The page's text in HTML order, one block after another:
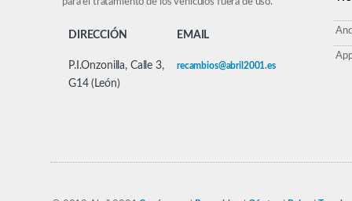
para el tratamiento de los vehículos fuera de uso.
DIRECCIÓN EMAIL
P.I.Onzonilla, Calle 3,
G14 (León)
recambios@abril2001.es